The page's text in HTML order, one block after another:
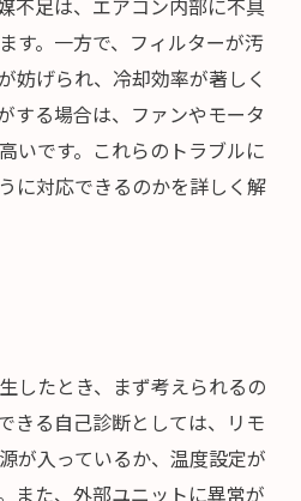
不足は、エアコン内部に不具
す。一方で、フィルターが汚
妨げられ、冷却効率が著しく
する場合は、ファンやモータ
いです。これらのトラブルに
に対応できるのかを詳しく解
したとき、まず考えられるの
きる自己診断としては、リモ
が入っているか、温度設定が
また、外部ユニットに異常が